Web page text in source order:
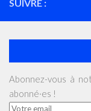
SUIVRE :
Abonnez-vous à
abonné·es !